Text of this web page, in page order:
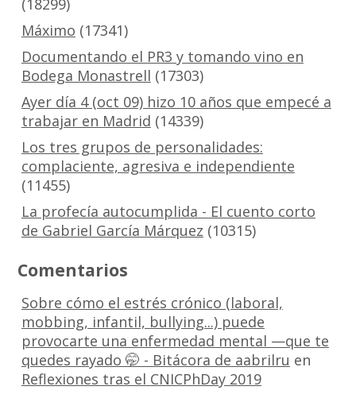
(18299)
Máximo (17341)
Documentando el PR3 y tomando vino en
Bodega Monastrell (17303)
Ayer día 4 (oct 09) hizo 10 años que empecé a
trabajar en Madrid (14339)
Los tres grupos de personalidades:
complaciente, agresiva e independiente
(11455)
La profecía autocumplida - El cuento corto
de Gabriel García Márquez (10315)
Comentarios
Sobre cómo el estrés crónico (laboral,
mobbing, infantil, bullying...) puede
provocarte una enfermedad mental —que te
quedes rayado 🤭 - Bitácora de aabrilru en
Reflexiones tras el CNICPhDay 2019